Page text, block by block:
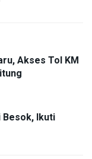
Akses Tol KM
Besok, Ikuti